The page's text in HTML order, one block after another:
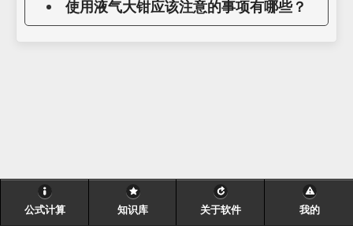
使用液气大钳应该注意的事项有哪些？
公式计算 知识库 关于软件 我的